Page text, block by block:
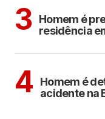
3 Homem é
residência
4
Homem é
acidente na